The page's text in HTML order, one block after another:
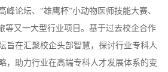
峰论坛、“雄鹰杯”小动物医师技能大赛、
等又一大型行业项目。基于过去校企合作
旨在汇聚校企头部智慧，探讨行业专科人
，助力行业在高端专科人才发展体系的变